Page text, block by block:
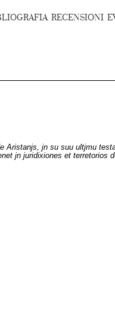
RECENSIONI
Aristanjs, jn su suu ultjmu
jn juridixiones et terretorios